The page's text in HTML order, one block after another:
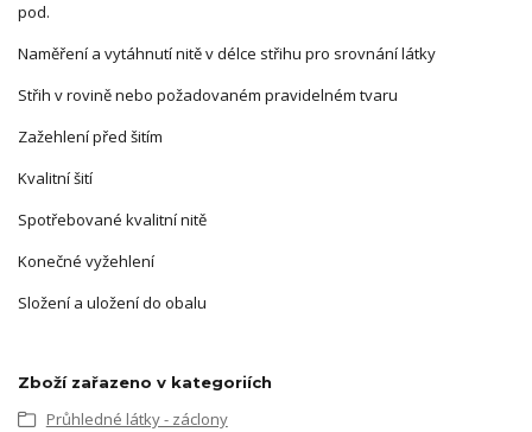
pod.
Naměření a vytáhnutí nitě v délce střihu pro srovnání látky
Střih v rovině nebo požadovaném pravidelném tvaru
Zažehlení před šitím
Kvalitní šití
Spotřebované kvalitní nitě
Konečné vyžehlení
Složení a uložení do obalu
Zboží zařazeno v kategoriích
Průhledné látky - záclony